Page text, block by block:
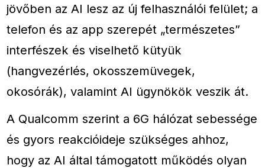
jövőben az AI lesz az új felhasználói felület; a
telefon és az app szerepét „természetes”
interfészek és viselhető kütyük
(hangvezérlés, okosszemüvegek,
okosórák), valamint AI ügynökök veszik át.
A Qualcomm szerint a 6G hálózat sebessége
és gyors reakcióideje szükséges ahhoz,
hogy az AI által támogatott működés olyan